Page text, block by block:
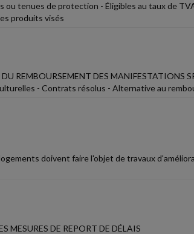
ou tenues de protection - Éligibles au taux de
produits visés
REMBOURSEMENT DES MANIFESTATIONS
- Contrats résolus - Alternative au
doivent faire l'objet de travaux
MESURES DE REPORT DE DÉLAIS